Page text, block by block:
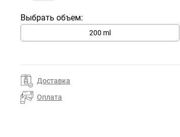
Выбрать объем:
200 ml
Доставка
Оплата